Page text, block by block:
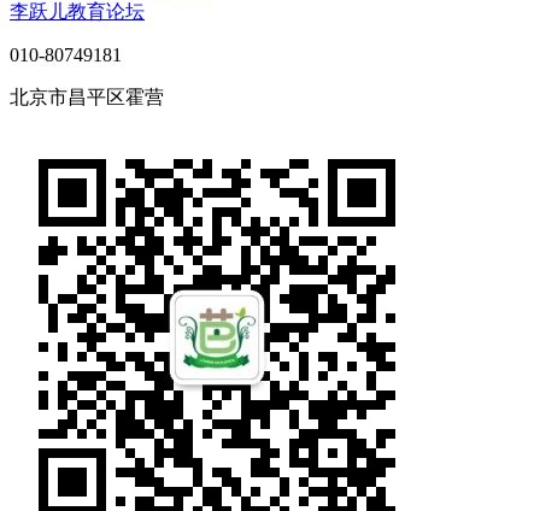
李跃儿教育论坛
010-80749181
北京市昌平区霍营